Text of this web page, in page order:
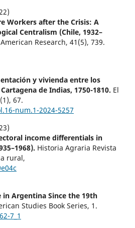
Workers after the Crisis: A
Centralism (Chile, 1932–
Research, 41 (5), 739.
y vivienda entre los
de Indias, 1750-1810. El
(1), 67.
num.1-2024-5257
income differentials in
Historia Agraria Revista
rural,
Argentina Since the 19th
Studies Book Series, 1.
7_1